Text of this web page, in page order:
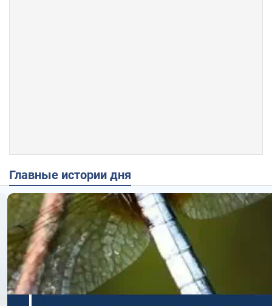
Главные истории дня